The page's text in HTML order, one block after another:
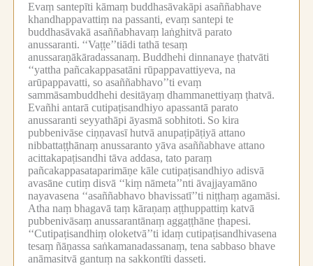
Evaṃ santepīti kāmaṃ buddhasāvakāpi asaññabhave
khandhappavattiṃ na passanti, evaṃ santepi te
buddhasāvakā asaññabhavaṃ laṅghitvā parato
anussaranti. ‘‘Vaṭṭe’’tiādi tathā tesaṃ
anussaraṇākāradassanaṃ. Buddhehi dinnanaye ṭhatvāti
‘‘yattha pañcakappasatāni rūpappavattiyeva, na
arūpappavatti, so asaññabhavo’’ti evaṃ
sammāsambuddhehi desitāyaṃ dhammanettiyaṃ ṭhatvā.
Evañhi antarā cutipaṭisandhiyo apassantā parato
anussaranti seyyathāpi āyasmā sobhitoti. So kira
pubbenivāse ciṇṇavasī hutvā anupaṭipāṭiyā attano
nibbattaṭṭhānaṃ anussaranto yāva asaññabhave attano
acittakapaṭisandhi tāva addasa, tato paraṃ
pañcakappasataparimāṇe kāle cutipaṭisandhiyo adisvā
avasāne cutiṃ disvā ‘‘kiṃ nāmeta’’nti āvajjayamāno
nayavasena ‘‘asaññabhavo bhavissatī’’ti niṭṭhaṃ agamāsi.
Atha naṃ bhagavā taṃ kāraṇaṃ aṭṭhuppattiṃ katvā
pubbenivāsaṃ anussarantānaṃ aggaṭṭhāne ṭhapesi.
‘‘Cutipaṭisandhiṃ oloketvā’’ti idaṃ cutipaṭisandhivasena
tesaṃ ñāṇassa saṅkamanadassanaṃ, tena sabbaso bhave
anāmasitvā gantuṃ na sakkontīti dasseti.